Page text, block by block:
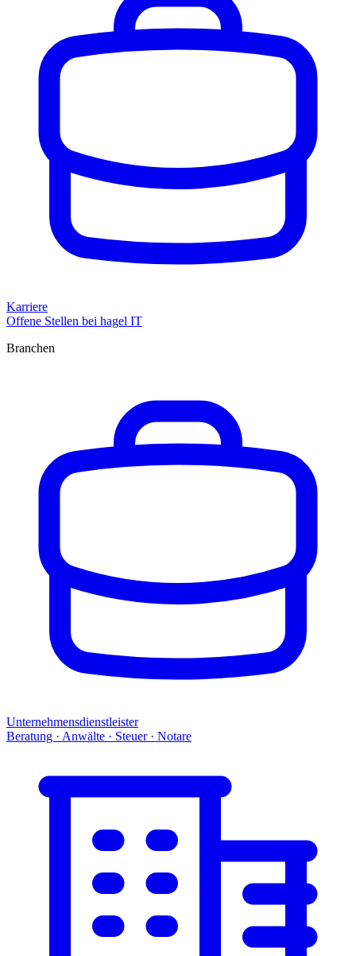
Karriere
Offene Stellen bei hagel IT
Branchen
Unternehmensdienstleister
Beratung · Anwälte · Steuer · Notare